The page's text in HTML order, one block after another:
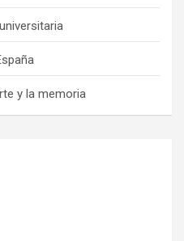
y la memoria